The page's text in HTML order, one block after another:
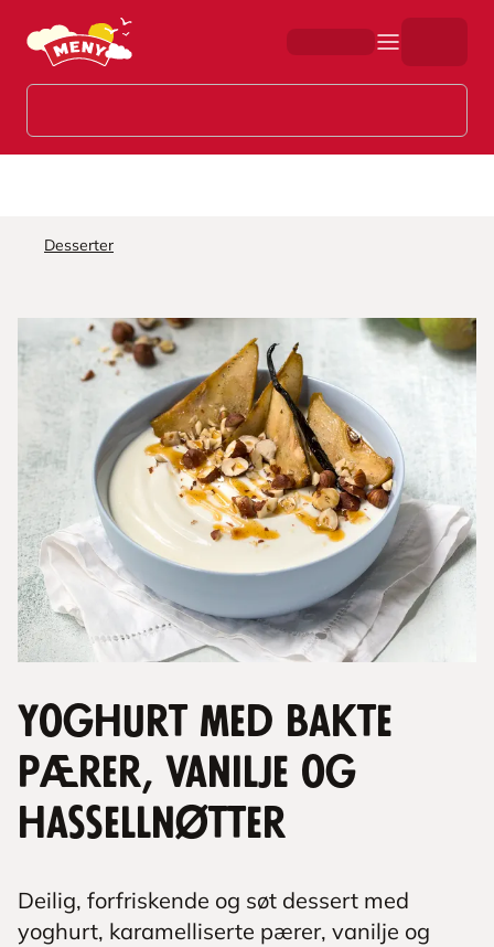
Hopp til hovedinnhold
Desserter
Yoghurt med bakte
pærer, vanilje og
hassellnøtter
Deilig, forfriskende og søt dessert med
yoghurt, karamelliserte pærer, vanilje og